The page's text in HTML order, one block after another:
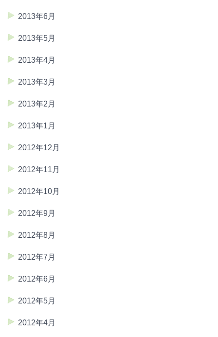
2013年6月
2013年5月
2013年4月
2013年3月
2013年2月
2013年1月
2012年12月
2012年11月
2012年10月
2012年9月
2012年8月
2012年7月
2012年6月
2012年5月
2012年4月